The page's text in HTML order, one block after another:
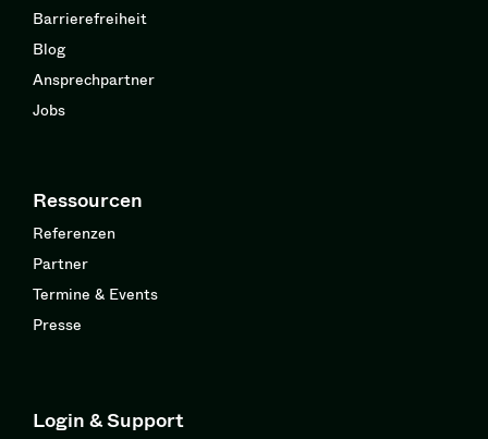
Barrierefreiheit
Blog
Ansprechpartner
Jobs
Ressourcen
Referenzen
Partner
Termine & Events
Presse
Login & Support